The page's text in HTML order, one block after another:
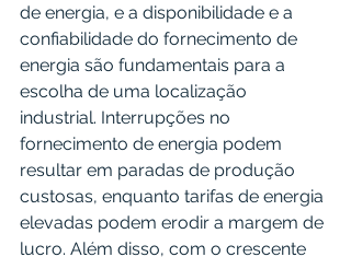
de energia, e a disponibilidade e a
confiabilidade do fornecimento de
energia são fundamentais para a
escolha de uma localização
industrial. Interrupções no
fornecimento de energia podem
resultar em paradas de produção
custosas, enquanto tarifas de energia
elevadas podem erodir a margem de
lucro. Além disso, com o crescente